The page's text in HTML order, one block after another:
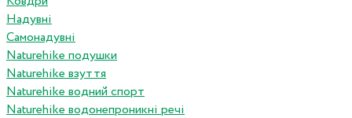
Надувні
Самонадувні
Naturehike подушки
Naturehike взуття
Naturehike водний спорт
Naturehike водонепроникні речі